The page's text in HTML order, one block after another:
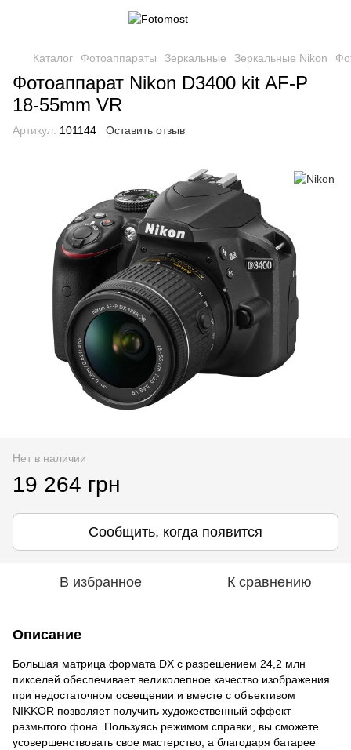
Каталог Фотоаппараты Зеркальные Зеркальные Nikon
Фотоаппарат Nikon D3400 kit AF-P
18-55mm VR
Артикул: 101144 Оставить отзыв
Нет в наличии
19 264 грн
Сообщить, когда появится
В избранное К сравнению
Описание
Большая матрица формата DX с разрешением 24,2 млн
пикселей обеспечивает великолепное качество изображения
при недостаточном освещении и вместе с объективом
NIKKOR позволяет получить художественный эффект
размытого фона. Пользуясь режимом справки, вы сможете
усовершенствовать свое мастерство, а благодаря батарее